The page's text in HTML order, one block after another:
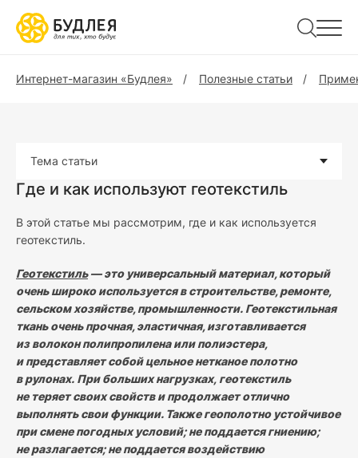
Интернет-магазин «Будлея» Полезные статьи
Тема статьи
Где и как используют геотекстиль
В этой статье мы рассмотрим, где и как используется
геотекстиль.
Геотекстиль— это универсальный материал, который
очень широко используется в строительстве, ремонте,
сельском хозяйстве, промышленности. Геотекстильная
ткань очень прочная, эластичная, изготавливается
из волокон полипропилена или полиэстера,
и представляет собой цельное нетканое полотно
в рулонах. При больших нагрузках, геотекстиль
не теряет своих свойств и продолжает отлично
выполнять свои функции. Также геополотно устойчивое
при смене погодных условий; не поддается гниению;
не разлагается; не поддается воздействию